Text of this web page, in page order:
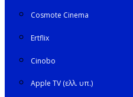
Cosmote Cinema
Ertflix
Cinobo
Apple TV (ελλ. υπ.)